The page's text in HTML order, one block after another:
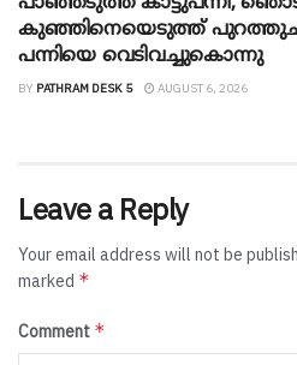
കുഞ്ഞിനെയെടുത്ത്
പന്നിയെ വെടിവച്ചുകൊന്നു
BY PATHRAM DESK 5 AUGUST 6, 2026
Leave a Reply
Your email address will not be
marked *
Comment *